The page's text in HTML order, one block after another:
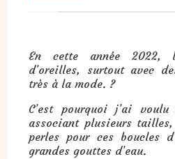
En cette année 2022,
d’oreilles, surtout avec
très à la mode. ?
C’est pourquoi j’ai
associant plusieurs
perles pour ces boucles
grandes gouttes d’eau.